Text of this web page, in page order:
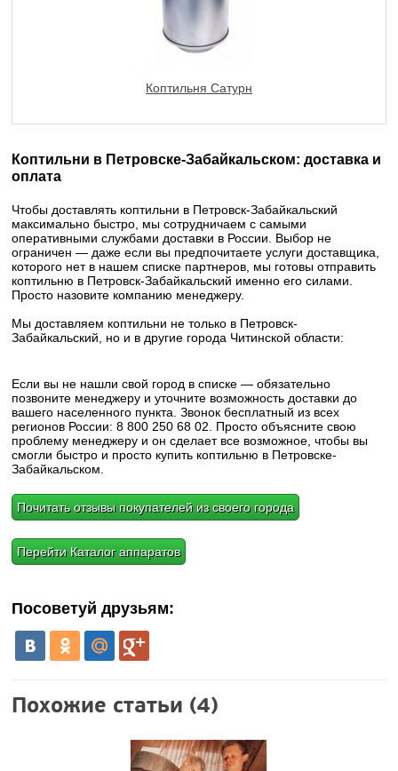
Коптильня Сатурн
Коптильни в Петровске-Забайкальском: доставка и
оплата
Чтобы доставлять коптильни в Петровск-Забайкальский
максимально быстро, мы сотрудничаем с самыми
оперативными службами доставки в России. Выбор не
ограничен — даже если вы предпочитаете услуги доставщика,
которого нет в нашем списке партнеров, мы готовы отправить
коптильню в Петровск-Забайкальский именно его силами.
Просто назовите компанию менеджеру.
Мы доставляем коптильни не только в Петровск-
Забайкальский, но и в другие города Читинской области:
Если вы не нашли свой город в списке — обязательно
позвоните менеджеру и уточните возможность доставки до
вашего населенного пункта. Звонок бесплатный из всех
регионов России: 8 800 250 68 02. Просто объясните свою
проблему менеджеру и он сделает все возможное, чтобы вы
смогли быстро и просто купить коптильню в Петровске-
Забайкальском.
Почитать отзывы покупателей из своего города
Перейти Каталог аппаратов
Посоветуй друзьям:
Похожие статьи (4)